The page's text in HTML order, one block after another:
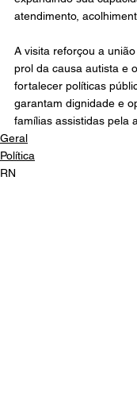
atendimento,
A visita reforçou a
prol da causa autista e
fortalecer políticas
garantam dignidade e
famílias assistidas pela
Geral
Política
RN